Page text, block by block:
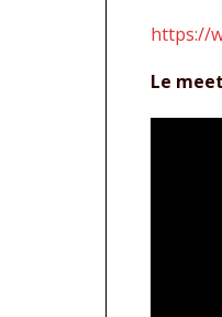
https://
Le